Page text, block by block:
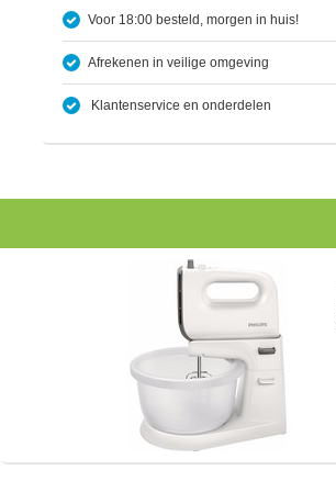
Voor 18:00 besteld, morgen in huis!
Afrekenen in veilige omgeving
Klantenservice en onderdelen